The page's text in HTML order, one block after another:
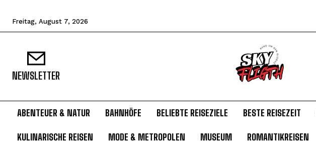
Freitag, August 7, 2026
NEWSLETTER
ABENTEUER & NATUR BAHNHÖFE BELIEBTE REISEZIELE BESTE REISEZEIT
KULINARISCHE REISEN MODE & METROPOLEN MUSEUM ROMANTIKREISEN